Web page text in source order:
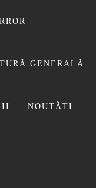
GENERALĂ
NOUTĂȚI
LUI